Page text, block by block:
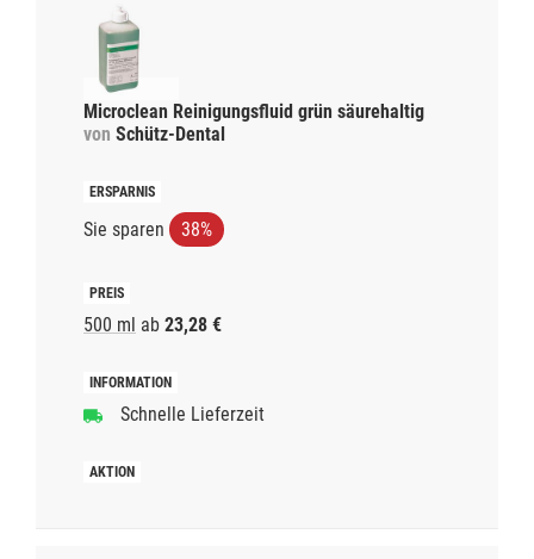
Microclean Reinigungsfluid grün säurehaltig
von Schütz-Dental
Sie sparen 38%
500 ml ab 23,28 €
Schnelle Lieferzeit